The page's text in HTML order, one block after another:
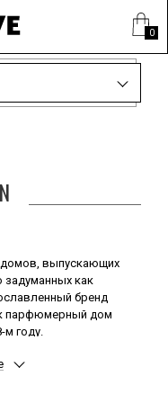
0
выпускающих
как
бренд
парфюмерный дом
м году.
поистине